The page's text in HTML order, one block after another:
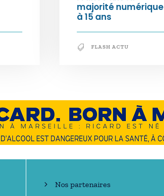
majorité numérique
à 15 ans
FLASH ACTU
En savoir +
Nos partenaires